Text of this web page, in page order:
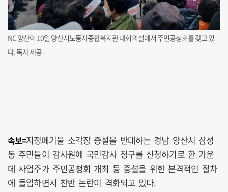
NC 양산이 10일 양산시노동자종합복지관 대회의실에서 주민공청회를 갖고 있
다. 독자 제공
속보=지정폐기물 소각장 증설을 반대하는 경남 양산시 삼성
동 주민들이 감사원에 국민감사 청구를 신청하기로 한 가운
데 사업주가 주민공청회 개최 등 증설을 위한 본격적인 절차
에 돌입하면서 찬반 논란이 격화되고 있다.